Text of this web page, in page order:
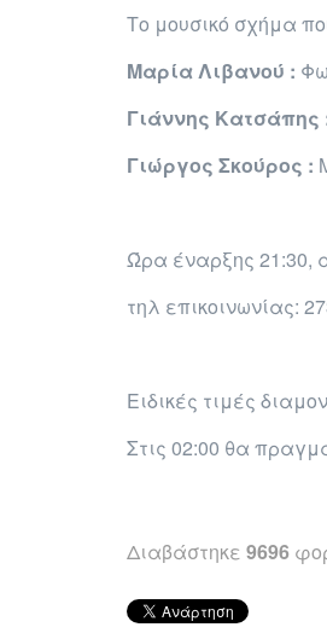
Το μουσικό σχήμα
Μαρία Λιβανού :
Γιάννης Κατσάπης
Γιώργος Σκούρος :
Ώρα έναρξης 21:30,
τηλ επικοινωνίας:
Ειδικές τιμές
Στις 02:00 θα
Διαβάστηκε 9696